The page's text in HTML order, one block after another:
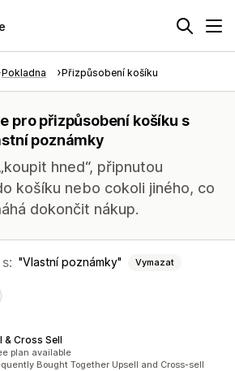
Pokladna Přizpůsobení košíku
pro přizpůsobení košíku s
poznámky
hned“, připnutou
košíku nebo cokoli jiného, co
dokončit nákup.
Vlastní poznámky Vymazat
& Cross Sell
2204
plan available
Bought Together Upsell and Cross-sell